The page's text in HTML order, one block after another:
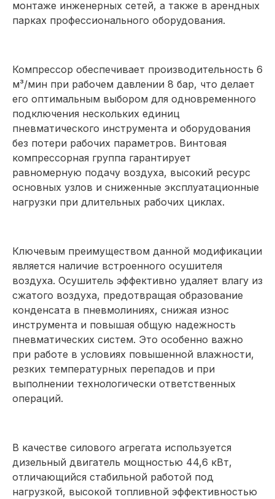
монтаже инженерных сетей, а также в арендных
парках профессионального оборудования.
Компрессор обеспечивает производительность 6
м³/мин при рабочем давлении 8 бар, что делает
его оптимальным выбором для одновременного
подключения нескольких единиц
пневматического инструмента и оборудования
без потери рабочих параметров. Винтовая
компрессорная группа гарантирует
равномерную подачу воздуха, высокий ресурс
основных узлов и сниженные эксплуатационные
нагрузки при длительных рабочих циклах.
Ключевым преимуществом данной модификации
является наличие встроенного осушителя
воздуха. Осушитель эффективно удаляет влагу из
сжатого воздуха, предотвращая образование
конденсата в пневмолиниях, снижая износ
инструмента и повышая общую надежность
пневматических систем. Это особенно важно
при работе в условиях повышенной влажности,
резких температурных перепадов и при
выполнении технологически ответственных
операций.
В качестве силового агрегата используется
дизельный двигатель мощностью 44,6 кВт,
отличающийся стабильной работой под
нагрузкой, высокой топливной эффективностью